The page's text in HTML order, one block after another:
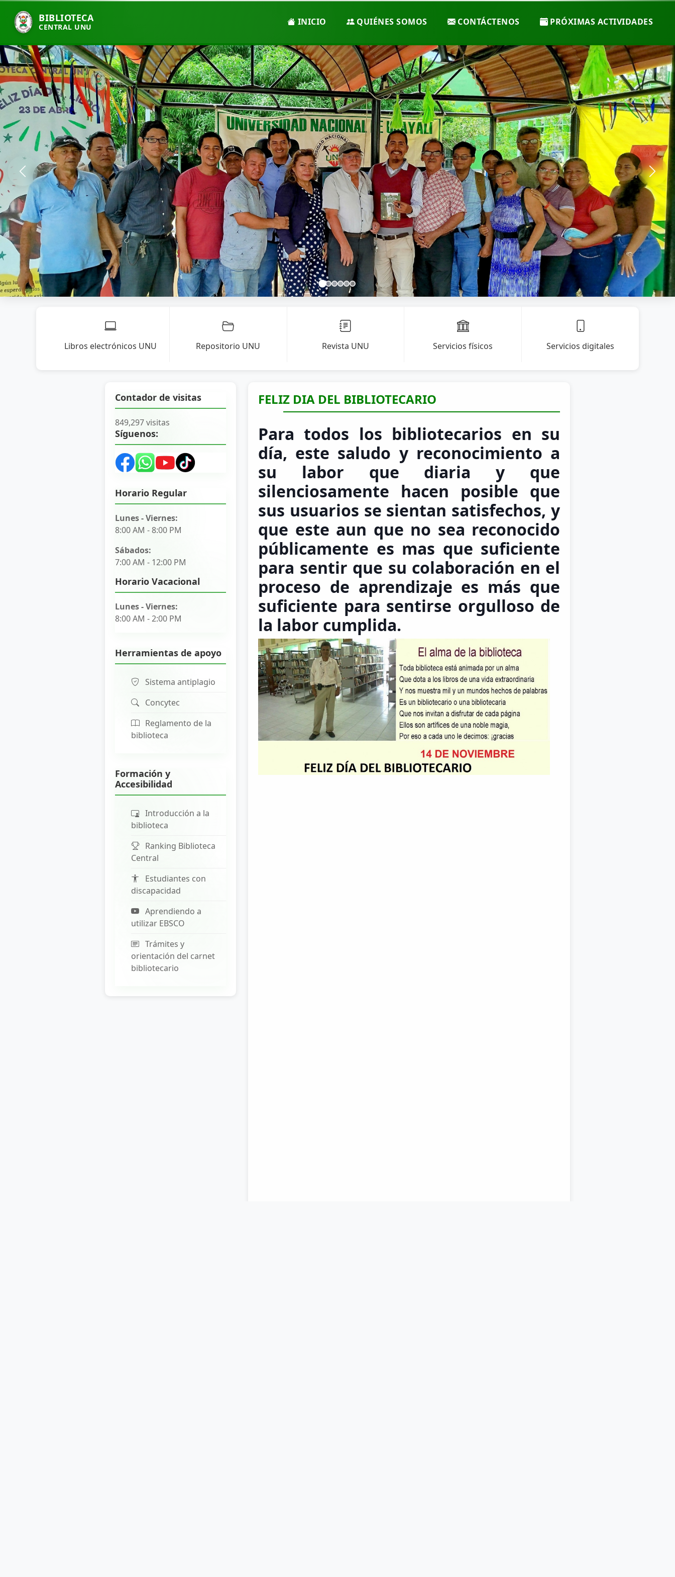
BIBLIOTECA
CENTRAL UNU INICIO QUIÉNES SOMOS CONTÁCTENOS PRÓXIMAS ACTIVIDADES
Libros electrónicos UNU Repositorio UNU Revista UNU Servicios físicos Servicios digitales
Contador de visitas
849,297 visitas
Síguenos:
Horario Regular
Lunes - Viernes:
8:00 AM - 8:00 PM
Sábados:
7:00 AM - 12:00 PM
Horario Vacacional
Lunes - Viernes:
8:00 AM - 2:00 PM
Herramientas de apoyo
Sistema antiplagio
Concytec
Reglamento de la
biblioteca
Formación y
Accesibilidad
Introducción a la
biblioteca
Ranking Biblioteca
Central
Estudiantes con
discapacidad
Aprendiendo a
utilizar EBSCO
Trámites y
orientación del carnet
bibliotecario
FELIZ DIA DEL BIBLIOTECARIO
Para todos los bibliotecarios en su
día, este saludo y reconocimiento a
su labor que diaria y que
silenciosamente hacen posible que
sus usuarios se sientan satisfechos, y
que este aun que no sea reconocido
públicamente es mas que suficiente
para sentir que su colaboración en el
proceso de aprendizaje es más que
suficiente para sentirse orgulloso de
la labor cumplida.